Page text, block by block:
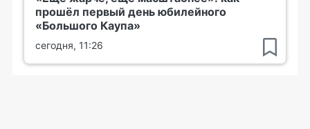
прошёл первый день юбилейного
«Большого Каупа»
сегодня, 11:26